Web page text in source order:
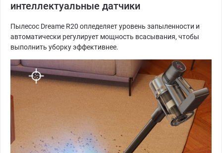
интеллектуальные датчики
Пылесос Dreame R20 опледеляет уровень запыленности и
автоматически регулирует мощность всасывания, чтобы
выполнить уборку эффективнее.